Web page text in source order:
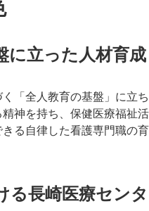
に立った人材育成
「全人教育の基盤」に立
神を持ち、保健医療福祉
る自律した看護専門職の育
る長崎医療セン